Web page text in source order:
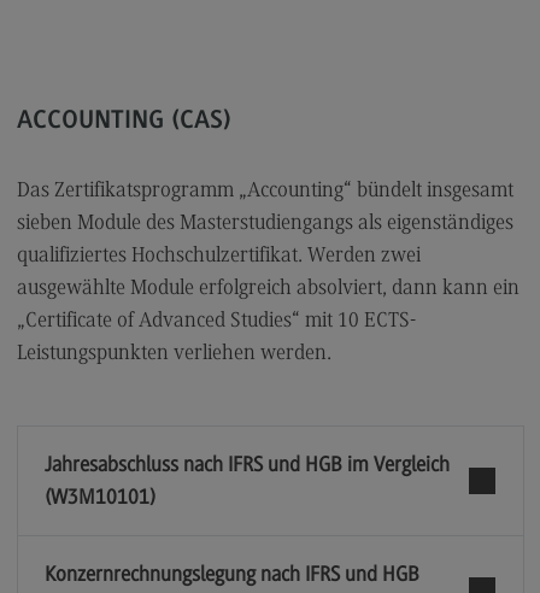
ACCOUNTING (CAS)
Das Zertifikatsprogramm „Accounting“ bündelt insgesamt
sieben Module des Masterstudiengangs als eigenständiges
qualifiziertes Hochschulzertifikat. Werden zwei
ausgewählte Module erfolgreich absolviert, dann kann ein
„Certificate of Advanced Studies“ mit 10 ECTS-
Leistungspunkten verliehen werden.
Jahresabschluss nach IFRS und HGB im Vergleich
(W3M10101)
Konzernrechnungslegung nach IFRS und HGB